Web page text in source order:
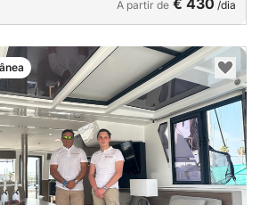
A partir de € 430 /dia